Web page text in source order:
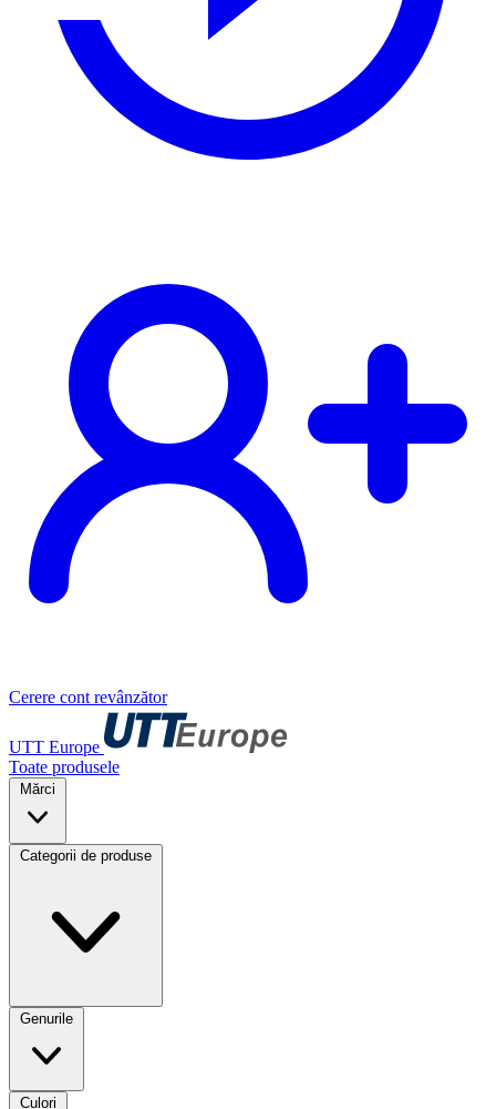
Cerere cont revânzător
UTT Europe
Toate produsele
Mărci
Categorii de produse
Genurile
Culori